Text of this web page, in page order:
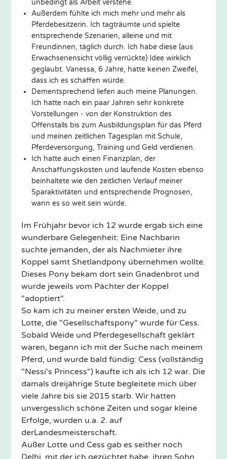
unbedingt als Arbeit verstehe.
Außerdem fühlte ich mich mehr und mehr als
Pferdebesitzerin. Ich tagträumte und spielte
entsprechende Szenarien, alleine und mit
Freundinnen, täglich durch. Ich habe diese (aus
Erwachsenensicht völlig verrückte) Idee wirklich
geglaubt. Vanessa, 6 Jahre, hatte keinen Zweifel,
dass ich es schaffen würde.
Dementsprechend liefen auch meine Planungen.
Ich hatte nach ein paar Jahren sehr konkrete
Vorstellungen - von der Konstruktion des
Offenstalls bis zum Ausbildungsplan für das Pferd
und meinen zeitlichen Tagesplan mit Schule,
Pferdeversorgung, Training und Geld verdienen.
Ich hatte auch einen Finanzplan, der
Anschaffungskosten und laufende Kosten ebenso
beinhaltete wie den zeitlichen Verlauf meiner
Sparaktivitäten und entsprechende Prognosen,
wann es so weit sein würde.
Im Frühjahr bevor ich 12 wurde ergab sich eine
wunderbare Gelegenheit: Eine Nachbarin
suchte jemanden, der als Nachmieter ihre
Koppel samt Shetlandpony übernehmen wollte.
Dieses Pony bekam dort sein Gnadenbrot und
wurde jeweils vom Pächter der Koppel
"adoptiert".
So kam ich zu meiner ersten Weide, und zu
Lotte, die "Gesellschaftspony" wurde für Cess.
Sobald Weide und Pferdegesellschaft geklärt
waren, begann ich mit der Suche nach meinem
Pferd, und wurde bald fündig: Cess (vollständig
"Nessi's Princess") kaufte ich als ich 12 war. Die
damals dreijährige Stute begleitete mich über
viele Jahre bis sie 2015 starb. Wir hatten
unvergesslich schöne Zeiten und sogar kleine
Erfolge, wurden u.a. 2. auf
derLandesmeisterschaft.
Außer Lotte und Cess gab es seither noch
Delhi, mit der ich gezüchtet habe, ihren Sohn